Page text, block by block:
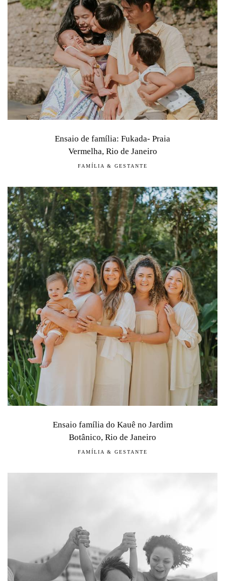
Ensaio de família: Fukada- Praia
Vermelha, Rio de Janeiro
FAMÍLIA & GESTANTE
Ensaio família do Kauê no Jardim
Botânico, Rio de Janeiro
FAMÍLIA & GESTANTE